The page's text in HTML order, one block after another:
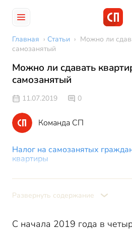
Главная › Статьи › Можно ли
самозанятый
Можно ли сдавать
самозанятый
11.07.2019 0
Команда СП
Налог на самозанятых
квартиры
Развернуть содержание
С начала 2019 года в